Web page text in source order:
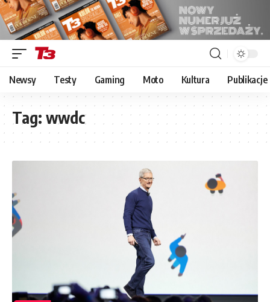
Newsy Testy Gaming Moto Kultura Publikacje
Tag: wwdc